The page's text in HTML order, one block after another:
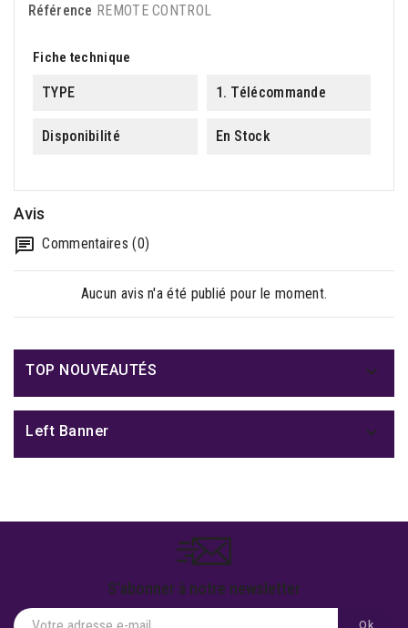
Référence REMOTE CONTROL
Fiche technique
TYPE 1. Télécommande
Disponibilité En Stock
Avis
Commentaires (0)
Aucun avis n'a été publié pour le moment.
TOP NOUVEAUTÉS 
Left Banner 
S'abonner à notre newsletter